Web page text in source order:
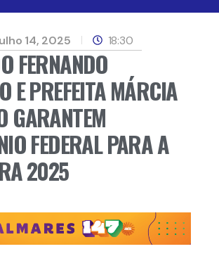
14, 2025 18:30
FERNANDO
E PREFEITA MÁRCIA
GARANTEM
FEDERAL PARA A
2025